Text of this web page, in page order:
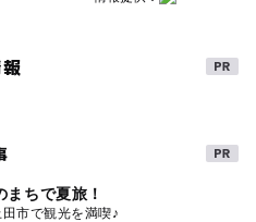
ちで夏旅！
市で観光を満喫♪